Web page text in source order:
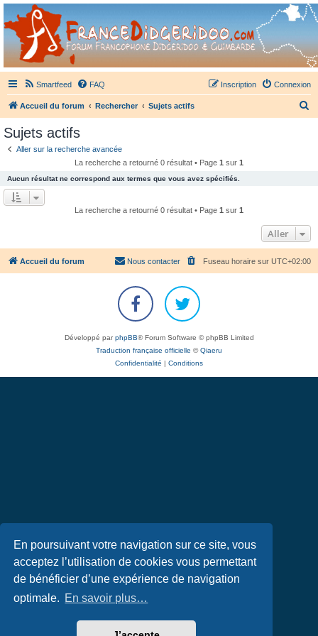
En poursuivant votre navigation sur ce site, vous
acceptez l’utilisation de cookies vous permettant
de bénéficier d’une expérience de navigation
optimale. En savoir plus…
France Didgeridoo
Didgeridoo et Guimbarde sur France Didgeridoo - retrouvez la communauté.
Smartfeed FAQ Connexion
Inscription
Accueil du forum Rechercher Sujets actifs
h
e
r
Sujets actifs
Aller sur la recherche avancée
La recherche a retourné 0 résultat • Page 1 sur 1
Aucun résultat ne correspond aux termes que vous avez spécifiés.
La recherche a retourné 0 résultat • Page 1 sur 1
Aller
Accueil du forum Fuseau horaire sur UTC+02:00
Nous contacter
Développé parphpBB® Forum Software © phpBB Limited
Traduction française officielle ©Qiaeru
Confidentialité | Conditions